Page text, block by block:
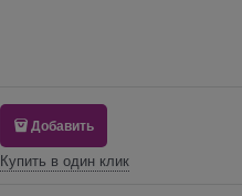
Добавить
Купить в один клик